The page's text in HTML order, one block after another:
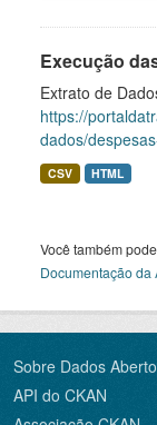
Execução
Extrato de
https://
dados/
CSV HTML
Você também
Documentação da
Sobre Dados
API do CKAN